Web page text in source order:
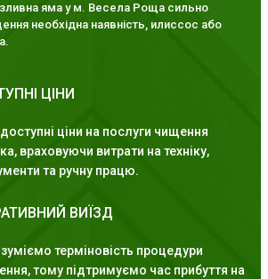
яма у м. Весела Роща сильно
необхідна наявність, илиссос або
ЦІНИ
ціни на послуги чищення
враховуючи витрати на техніку,
та ручну працю.
ВИЇЗД
терміновість процедури
тому підтримуємо час прибуття на